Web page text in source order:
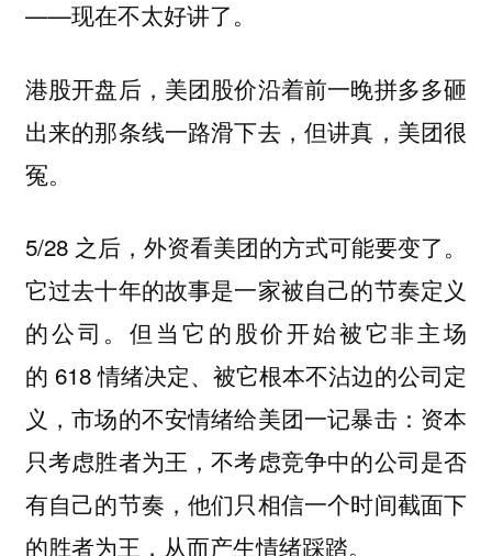
——现在不太好讲了。
港股开盘后，美团股价沿着前一晚拼多多砸
出来的那条线一路滑下去，但讲真，美团很
冤。
5/28 之后，外资看美团的方式可能要变了。
它过去十年的故事是一家被自己的节奏定义
的公司。但当它的股价开始被它非主场
的 618 情绪决定、被它根本不沾边的公司定
义，市场的不安情绪给美团一记暴击： 资本
只考虑胜者为王，不考虑竞争中的公司是否
有自己的节奏，他们只相信一个时间截面下
的胜者为王，从而产生情绪踩踏。